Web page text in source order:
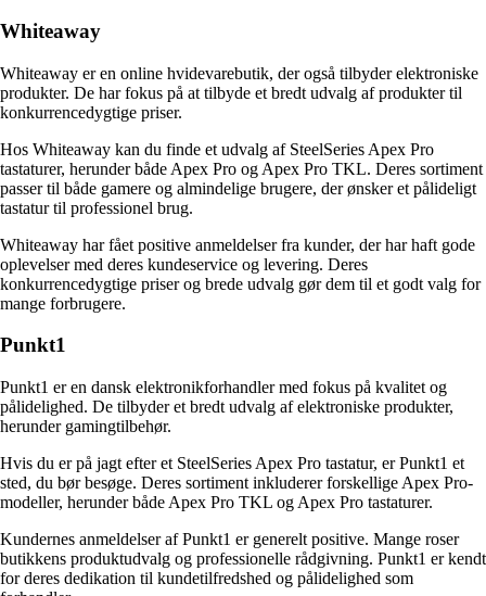
Whiteaway
Whiteaway er en online hvidevarebutik, der også tilbyder elektroniske
produkter. De har fokus på at tilbyde et bredt udvalg af produkter til
konkurrencedygtige priser.
Hos Whiteaway kan du finde et udvalg af SteelSeries Apex Pro
tastaturer, herunder både Apex Pro og Apex Pro TKL. Deres sortiment
passer til både gamere og almindelige brugere, der ønsker et pålideligt
tastatur til professionel brug.
Whiteaway har fået positive anmeldelser fra kunder, der har haft gode
oplevelser med deres kundeservice og levering. Deres
konkurrencedygtige priser og brede udvalg gør dem til et godt valg for
mange forbrugere.
Punkt1
Punkt1 er en dansk elektronikforhandler med fokus på kvalitet og
pålidelighed. De tilbyder et bredt udvalg af elektroniske produkter,
herunder gamingtilbehør.
Hvis du er på jagt efter et SteelSeries Apex Pro tastatur, er Punkt1 et
sted, du bør besøge. Deres sortiment inkluderer forskellige Apex Pro-
modeller, herunder både Apex Pro TKL og Apex Pro tastaturer.
Kundernes anmeldelser af Punkt1 er generelt positive. Mange roser
butikkens produktudvalg og professionelle rådgivning. Punkt1 er kendt
for deres dedikation til kundetilfredshed og pålidelighed som